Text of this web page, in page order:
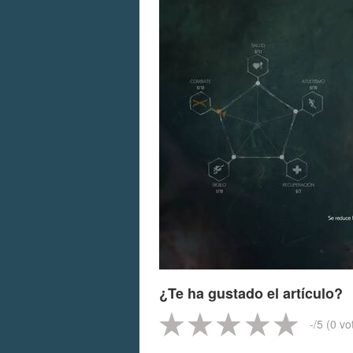
¿Te ha gustado el artículo?
-/5 (0